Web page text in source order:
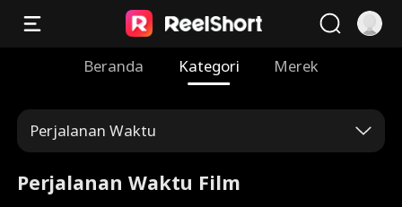
Beranda Kategori Merek
Perjalanan Waktu
Perjalanan Waktu Film